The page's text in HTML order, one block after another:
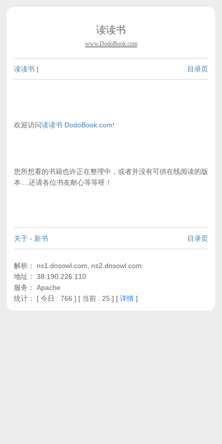
读读书
www.DodoBook.com
读读书 | 目录页
欢迎访问读读书 DodoBook.com!
您所想看的书籍也许正在整理中，或者并没有可供在线阅读的版
本....还请各位书友耐心等等呀！
关于 - 新书 目录页
解析： ns1.dnsowl.com, ns2.dnsowl.com
地址： 38.190.226.110
服务： Apache
统计： [ 今日 : 766 ] [ 当前 : 25 ] [ 详情 ]